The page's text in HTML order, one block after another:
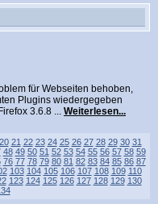
für Webseiten behoben,
Plugins wiedergegeben
3.6.8 ... Weiterlesen...
20 21 22 23 24 25 26 27 28 29 30 31
48 49 50 51 52 53 54 55 56 57 58 59
76 77 78 79 80 81 82 83 84 85 86 87
103 104 105 106 107 108 109 110
123 124 125 126 127 128 129 130